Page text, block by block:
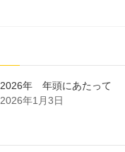
2026年 年頭にあたって
2026年1月3日